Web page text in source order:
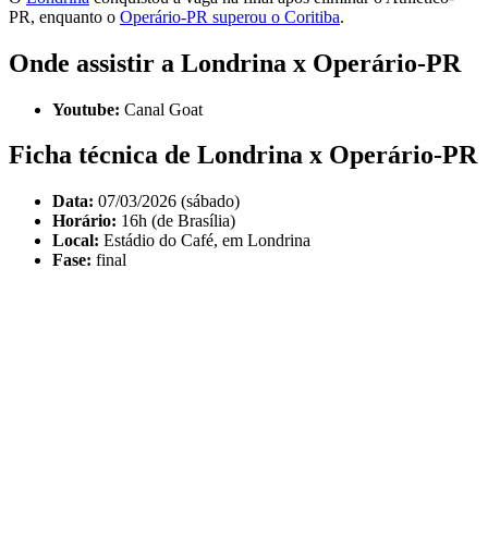
PR, enquanto o Operário-PR superou o Coritiba.
Onde assistir a Londrina x Operário-PR
Youtube: Canal Goat
Ficha técnica de Londrina x Operário-PR
Data: 07/03/2026 (sábado)
Horário: 16h (de Brasília)
Local: Estádio do Café, em Londrina
Fase: final